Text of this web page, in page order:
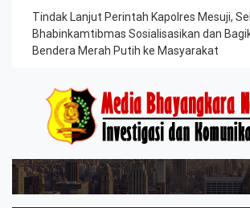
Tindak Lanjut Perintah Kapolres Mesuji,
Bhabinkamtibmas Sosialisasikan dan
Bendera Merah Putih ke Masyarakat